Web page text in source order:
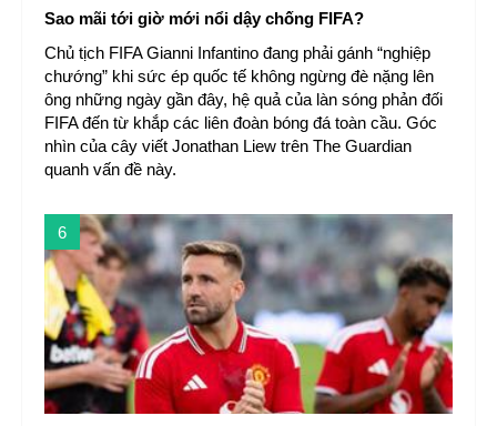
Sao mãi tới giờ mới nổi dậy chống FIFA?
Chủ tịch FIFA Gianni Infantino đang phải gánh “nghiệp
chướng” khi sức ép quốc tế không ngừng đè nặng lên
ông những ngày gần đây, hệ quả của làn sóng phản đối
FIFA đến từ khắp các liên đoàn bóng đá toàn cầu. Góc
nhìn của cây viết Jonathan Liew trên The Guardian
quanh vấn đề này.
6